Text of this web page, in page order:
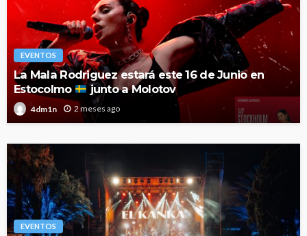
EVENTOS
La Mala Rodriguez estará este 16 de Junio en
Estocolmo
junto a Molotov
4dm1n 2 meses ago
EVENTOS